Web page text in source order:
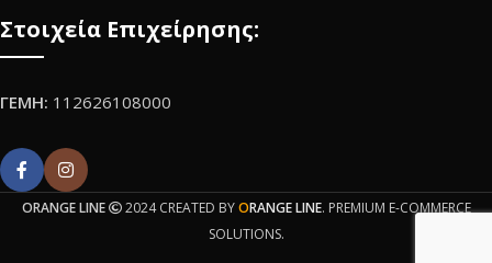
Στοιχεία Επιχείρησης:
ΓΕΜΗ: 112626108000
ORANGE LINE 2024 CREATED BYORANGE LINE. PREMIUM E-COMMERCE
SOLUTIONS.